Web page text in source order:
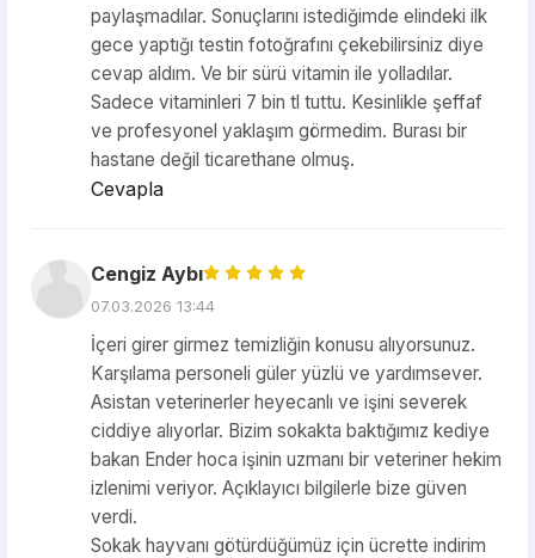
paylaşmadılar. Sonuçlarını istediğimde elindeki ilk
gece yaptığı testin fotoğrafını çekebilirsiniz diye
cevap aldım. Ve bir sürü vitamin ile yolladılar.
Sadece vitaminleri 7 bin tl tuttu. Kesinlikle şeffaf
ve profesyonel yaklaşım görmedim. Burası bir
hastane değil ticarethane olmuş.
Cevapla
Cengiz Aybı
07.03.2026 13:44
İçeri girer girmez temizliğin konusu alıyorsunuz.
Karşılama personeli güler yüzlü ve yardımsever.
Asistan veterinerler heyecanlı ve işini severek
ciddiye alıyorlar. Bizim sokakta baktığımız kediye
bakan Ender hoca işinin uzmanı bir veteriner hekim
izlenimi veriyor. Açıklayıcı bilgilerle bize güven
verdi.
Sokak hayvanı götürdüğümüz için ücrette indirim